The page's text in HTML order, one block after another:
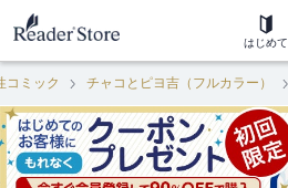
はじめて
コミック チャコとピヨ吉（フルカラー）